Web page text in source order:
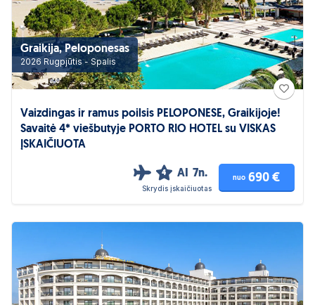
Graikija, Peloponesas
2026 Rugpjūtis - Spalis
Vaizdingas ir ramus poilsis PELOPONESE, Graikijoje!
Savaitė 4* viešbutyje PORTO RIO HOTEL su VISKAS
ĮSKAIČIUOTA
4 AI 7n.
Skrydis įskaičiuotas
nuo 690 €